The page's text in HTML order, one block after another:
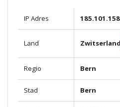
IP Adres
Land Zwitserland
Regio Bern
Stad Bern